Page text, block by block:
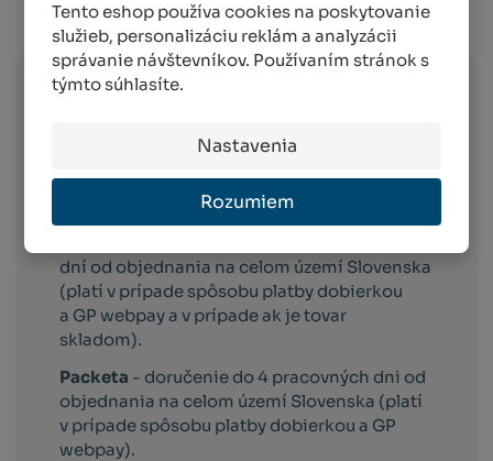
Tento eshop používa cookies na poskytovanie
služieb, personalizáciu reklám a analyzácii
správanie návštevníkov. Používaním stránok s
týmto súhlasíte.
Nastavenia
Rozumiem
Info o preprave:
pracovných dni od objednania na celom
území Slovenska (platí v prípade spôsobu
platby dobierkou a GP webpay).
dní od objednania na celom území Slovenska
(platí v prípade spôsobu platby dobierkou
a GP webpay a v prípade ak je tovar
skladom).
Packeta - doručenie do 4 pracovných dni od
objednania na celom území Slovenska (platí
v prípade spôsobu platby dobierkou a GP
webpay).